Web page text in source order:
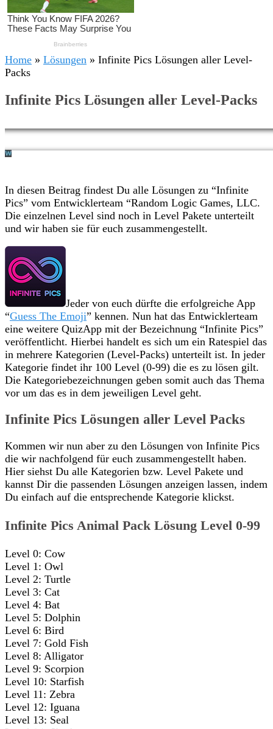
Home » Lösungen » Infinite Pics Lösungen aller Level-
Packs
Infinite Pics Lösungen aller Level-Packs
In diesen Beitrag findest Du alle Lösungen zu “Infinite
Pics” vom Entwicklerteam “Random Logic Games, LLC.
Die einzelnen Level sind noch in Level Pakete unterteilt
und wir haben sie für euch zusammengestellt.
Jeder von euch dürfte die erfolgreiche App
“Guess The Emoji” kennen. Nun hat das Entwicklerteam
eine weitere QuizApp mit der Bezeichnung “Infinite Pics”
veröffentlicht. Hierbei handelt es sich um ein Ratespiel das
in mehrere Kategorien (Level-Packs) unterteilt ist. In jeder
Kategorie findet ihr 100 Level (0-99) die es zu lösen gilt.
Die Kategoriebezeichnungen geben somit auch das Thema
vor um das es in dem jeweiligen Level geht.
Infinite Pics Lösungen aller Level Packs
Kommen wir nun aber zu den Lösungen von Infinite Pics
die wir nachfolgend für euch zusammengestellt haben.
Hier siehst Du alle Kategorien bzw. Level Pakete und
kannst Dir die passenden Lösungen anzeigen lassen, indem
Du einfach auf die entsprechende Kategorie klickst.
Infinite Pics Animal Pack Lösung Level 0-99
Level 0: Cow
Level 1: Owl
Level 2: Turtle
Level 3: Cat
Level 4: Bat
Level 5: Dolphin
Level 6: Bird
Level 7: Gold Fish
Level 8: Alligator
Level 9: Scorpion
Level 10: Starfish
Level 11: Zebra
Level 12: Iguana
Level 13: Seal